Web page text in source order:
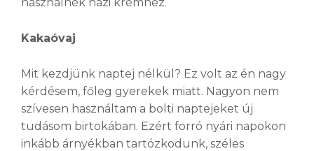
használnék házi krémhez.
Kakaóvaj
Mit kezdjünk naptej nélkül? Ez volt az én nagy
kérdésem, főleg gyerekek miatt. Nagyon nem
szívesen használtam a bolti naptejeket új
tudásom birtokában. Ezért forró nyári napokon
inkább árnyékban tartózkodunk, széles